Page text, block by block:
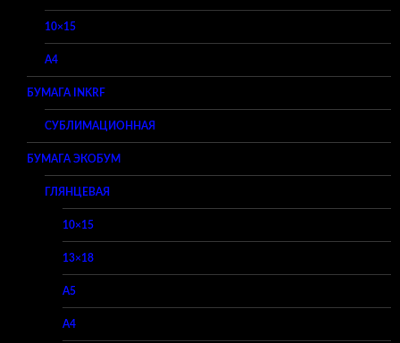
10×15
A4
БУМАГА INKRF
СУБЛИМАЦИОННАЯ
БУМАГА ЭКОБУМ
ГЛЯНЦЕВАЯ
10×15
13×18
A5
A4